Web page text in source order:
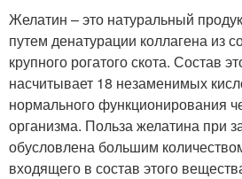
Желатин – это натуральный
путем денатурации коллагена из
крупного рогатого скота. Состав
насчитывает 18 незаменимых
нормального функционирования
организма. Польза желатина при
обусловлена большим
входящего в состав этого